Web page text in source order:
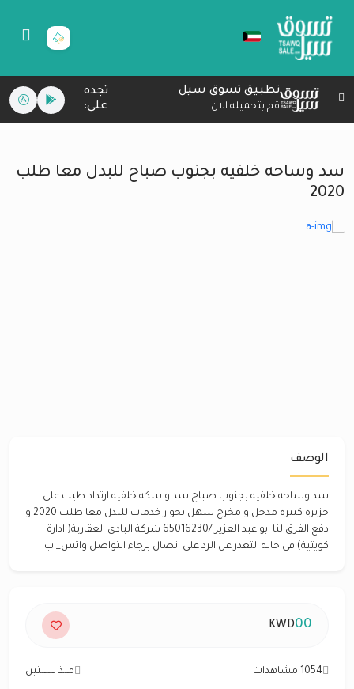
تطبيق تسوق سيل
قم بتحميله الان
تجده
على:
سد وساحه خلفيه بجنوب صباح للبدل معا طلب
2020
الوصف
سد وساحه خلفيه بجنوب صباح سد و سكه خلفيه ارتداد طيب على
جزيره كبيره مدخل و مخرج سهل بجوار خدمات للبدل معا طلب 2020 و
دفع الفرق لنا ابو عبد العزيز /65016230 شركة البادى العقارية( ادارة
كويتية) فى حاله التعذر عن الرد على اتصال برجاء التواصل واتس_اب
00
KWD
1054 مشاهدات منذ سنتين